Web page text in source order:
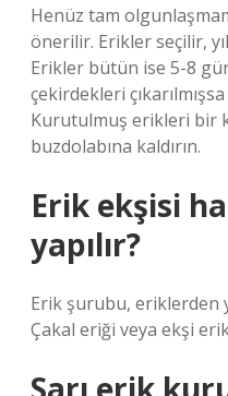
Henüz tam
önerilir. Erikler seçilir,
Erikler bütün ise 5-8
çekirdekleri
Kurutulmuş erikleri bir
buzdolabına kaldırın.
Erik ekşisi
yapılır?
Erik şurubu, eriklerden
Çakal eriği veya ekşi